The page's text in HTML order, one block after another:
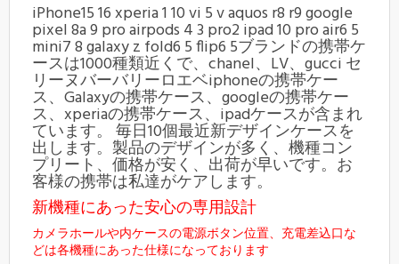
iPhone15 16 xperia 1 10 vi 5 v aquos r8 r9 google
pixel 8a 9 pro airpods 4 3 pro2 ipad 10 pro air6 5
mini7 8 galaxy z fold6 5 flip6 5ブランドの携帯ケ
ースは1000種類近くで、chanel、LV、gucci セ
リーヌバーバリーロエベiphoneの携帯ケー
ス、Galaxyの携帯ケース、googleの携帯ケー
ス、xperiaの携帯ケース、ipadケースが含まれ
ています。 毎日10個最近新デザインケースを
出します。製品のデザインが多く、機種コン
プリート、価格が安く、出荷が早いです。お
客様の携帯は私達がケアします。
新機種にあった安心の専用設計
カメラホールや内ケースの電源ボタン位置、充電差込口な
どは各機種にあった仕様になっております